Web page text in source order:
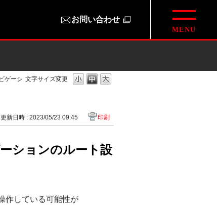
お問い合わせ
文字サイズ変更
ゲーシ
更新日時 : 2023/05/23 09:45 印刷
ションのルート設
作している可能性が